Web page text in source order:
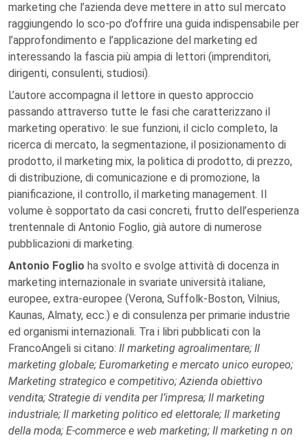
marketing che l’azienda deve mettere in atto sul mercato
raggiungendo lo sco-po d’offrire una guida indispensabile per
l’approfondimento e l’applicazione del marketing ed
interessando la fascia più ampia di lettori (imprenditori,
dirigenti, consulenti, studiosi).
L’autore accompagna il lettore in questo approccio
passando attraverso tutte le fasi che caratterizzano il
marketing operativo: le sue funzioni, il ciclo completo, la
ricerca di mercato, la segmentazione, il posizionamento di
prodotto, il marketing mix, la politica di prodotto, di prezzo,
di distribuzione, di comunicazione e di promozione, la
pianificazione, il controllo, il marketing management. Il
volume è sopportato da casi concreti, frutto dell’esperienza
trentennale di Antonio Foglio, già autore di numerose
pubblicazioni di marketing.
Antonio Foglio ha svolto e svolge attività di docenza in
marketing internazionale in svariate università italiane,
europee, extra-europee (Verona, Suffolk-Boston, Vilnius,
Kaunas, Almaty, ecc.) e di consulenza per primarie industrie
ed organismi internazionali. Tra i libri pubblicati con la
FrancoAngeli si citano: Il marketing agroalimentare; Il
marketing globale; Euromarketing e mercato unico europeo;
Marketing strategico e competitivo; Azienda obiettivo
vendita; Strategie di vendita per l’impresa; Il marketing
industriale; Il marketing politico ed elettorale; Il marketing
della moda; E-commerce e web marketing; Il marketing n on